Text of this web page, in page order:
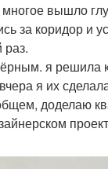
вышло
за коридор и
я решила
я их
доделаю